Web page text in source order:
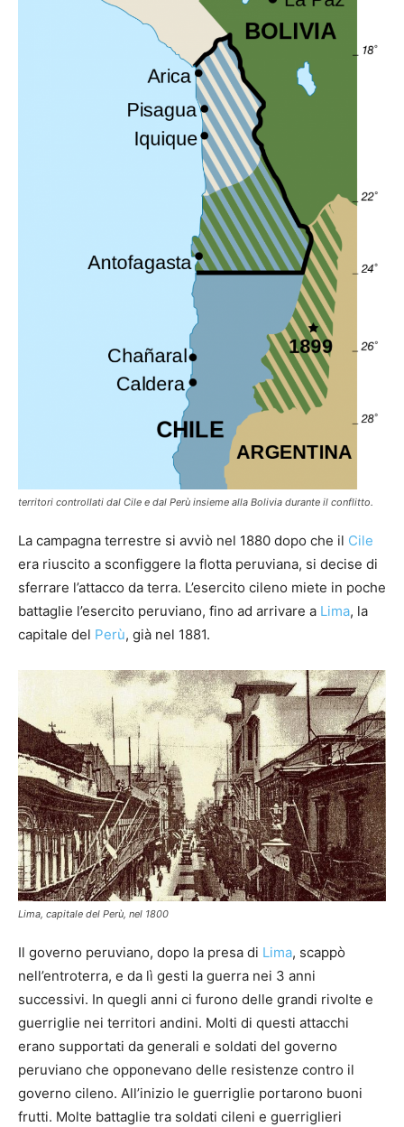
territori controllati dal Cile e dal Perù insieme alla Bolivia durante il conflitto.
La campagna terrestre si avviò nel 1880 dopo che il Cile
era riuscito a sconfiggere la flotta peruviana, si decise di
sferrare l’attacco da terra. L’esercito cileno miete in poche
battaglie l’esercito peruviano, fino ad arrivare a Lima, la
capitale del Perù, già nel 1881.
Lima, capitale del Perù, nel 1800
Il governo peruviano, dopo la presa di Lima, scappò
nell’entroterra, e da lì gesti la guerra nei 3 anni
successivi. In quegli anni ci furono delle grandi rivolte e
guerriglie nei territori andini. Molti di questi attacchi
erano supportati da generali e soldati del governo
peruviano che opponevano delle resistenze contro il
governo cileno. All’inizio le guerriglie portarono buoni
frutti. Molte battaglie tra soldati cileni e guerriglieri